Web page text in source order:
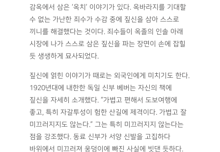
감옥에서 삼은 ‘옥치’ 이야기가 있다. 옥바라지를 기대할
수 없는 가난한 죄수가 수감 중에 짚신을 삼아 스스로
끼니를 해결했다는 것이다. 죄수들이 옥졸의 인솔 아래
시장에 나가 스스로 삼은 짚신을 파는 장면이 손에 잡힐
듯 생생하게 묘사되었다.
짚신에 얽힌 이야기가 때로는 외국인에게 미치기도 한다.
1920년대에 내한한 독일 신부 베버는 자신의 책에
짚신을 자세히 소개했다. “가볍고 편해서 도보여행에
좋고, 특히 자갈투성이 험한 산길에 제격이다. 가볍고 잘
미끄러지지도 않는다.” 그는 특히 미끄러지지 않는다는
점을 강조했다. 동료 신부가 서양 신발을 고집하다
바위에서 미끄러져 웅덩이에 빠진 사실에 빗댄 듯하다.